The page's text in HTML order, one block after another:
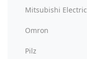
Mitsubishi Electric
Omron
Pilz